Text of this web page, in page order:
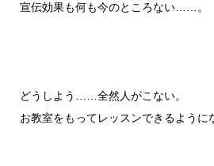
宣伝効果も何も今のところない……。
どうしよう……全然人がこない。
お教室をもってレッスンできるよう